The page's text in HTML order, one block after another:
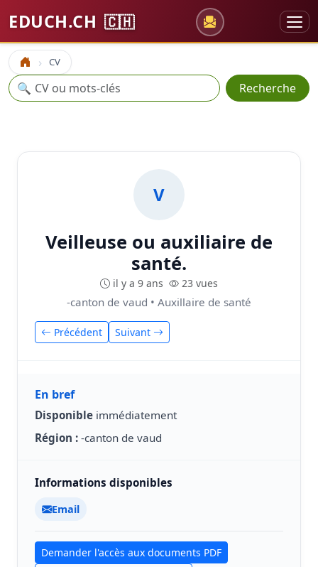
EDUCH.CH 🇨🇭
Accueil CV
Recherche
🔍 Recherche
V
Veilleuse ou auxiliaire de
santé.
il y a 9 ans 23 vues
-canton de vaud • Auxillaire de santé
Précédent Suivant
En bref
Disponible immédiatement
Région : -canton de vaud
Informations disponibles
Email
Demander l'accès aux documents PDF